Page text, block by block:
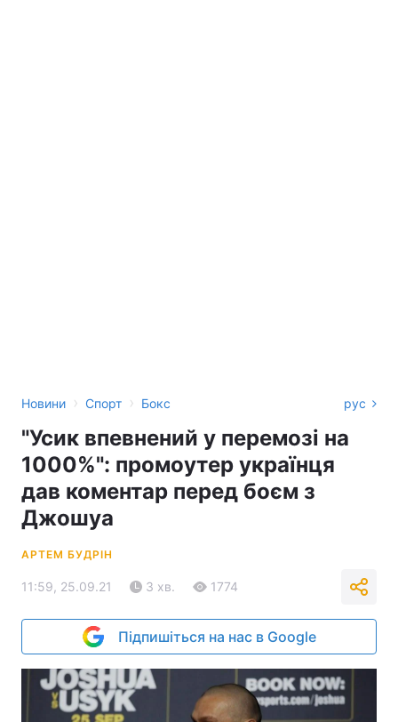
Новини › Спорт › Бокс рус
"Усик впевнений у перемозі на
1000%": промоутер українця
дав коментар перед боєм з
Джошуа
АРТЕМ БУДРІН
11:59, 25.09.21 3 хв. 1774
Підпишіться на нас в Google